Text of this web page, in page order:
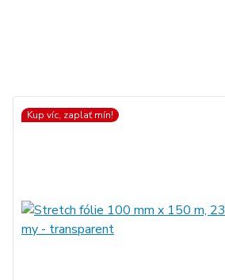
Kup víc, zaplať mín!